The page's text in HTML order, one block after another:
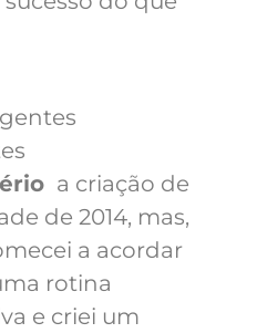
a criação de
de 2014, mas,
a acordar
rotina
e criei um